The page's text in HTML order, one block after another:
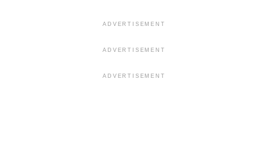
ADVERTISEMENT
ADVERTISEMENT
ADVERTISEMENT